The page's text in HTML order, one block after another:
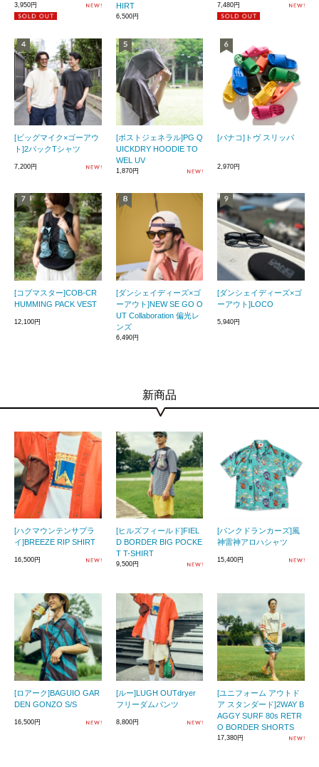
3,950円
HIRT
6,500円
7,480円
[ビッグマイク×ゴーアウ
ト]2パックTシャツ
7,200円
[ポストジェネラル]PG Q
UICKDRY HOODIE TO
WEL UV
1,870円
[バナコ]トヴ スリッパ
2,970円
[コブマスター]COB-CR
HUMMING PACK VEST
12,100円
[ダンシェイディーズ×ゴ
ーアウト]NEW SE GO O
UT Collaboration 偏光レ
ンズ
6,490円
[ダンシェイディーズ×ゴ
ーアウト]LOCO
5,940円
新商品
[ハクマウンテンサプラ
イ]BREEZE RIP SHIRT
16,500円
[ヒルズフィールド]FIEL
D BORDER BIG POCKE
T T-SHIRT
9,500円
[パンクドランカーズ]風
神雷神アロハシャツ
15,400円
[ロアーク]BAGUIO GAR
DEN GONZO S/S
16,500円
[ルー]LUGH OUTdryer
フリーダムパンツ
8,800円
[ユニフォーム アウトド
ア スタンダード]2WAY B
AGGY SURF 80s RETR
O BORDER SHORTS
17,380円